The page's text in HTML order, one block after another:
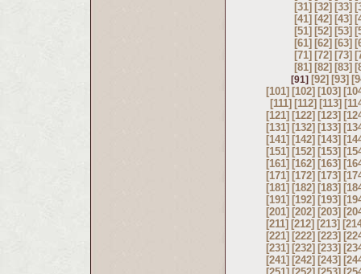
[31] [32] [33]
[41] [42] [43]
[51] [52] [53]
[61] [62] [63]
[71] [72] [73]
[81] [82] [83]
[91] [92] [93]
[101] [102] [103]
[111] [112] [113]
[121] [122] [123]
[131] [132] [133]
[141] [142] [143]
[151] [152] [153]
[161] [162] [163]
[171] [172] [173]
[181] [182] [183]
[191] [192] [193]
[201] [202] [203]
[211] [212] [213]
[221] [222] [223]
[231] [232] [233]
[241] [242] [243]